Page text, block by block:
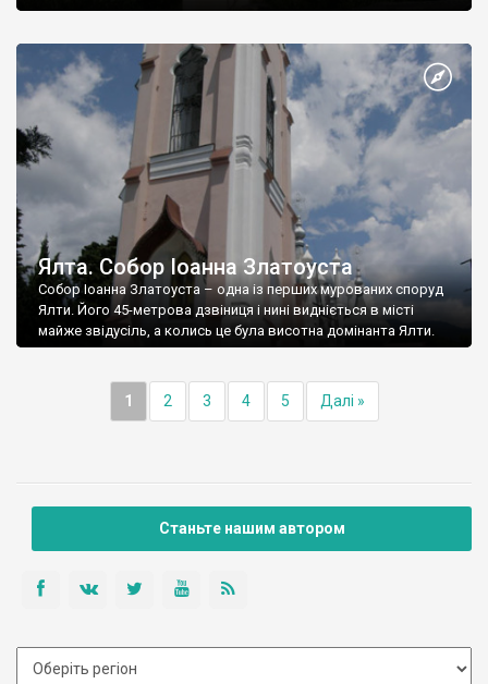
Ялта. Собор Іоанна Златоуста
Собор Іоанна Златоуста – одна із перших мурованих споруд
Ялти. Його 45-метрова дзвіниця і нині видніється в місті
майже звідусіль, а колись це була висотна домінанта Ялти.
1 2 3 4 5 Далі »
Станьте нашим автором